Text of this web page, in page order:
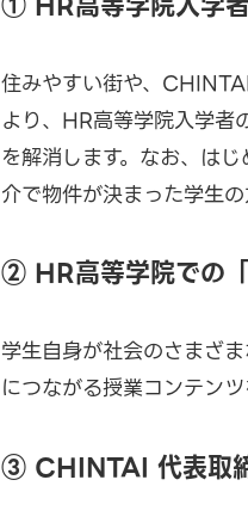
住みやすい街や、
より、HR高等学院入学者
を解消します。なお、は
介で物件が決まった学生
② HR高等学院での
学生自身が社会のさまざ
につながる授業コンテン
③ CHINTAI 代表取